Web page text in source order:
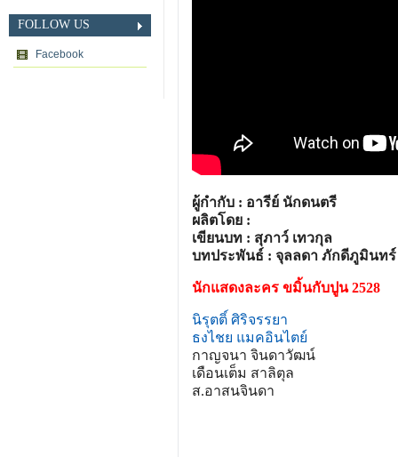
FOLLOW US
Facebook
ผู้กำกับ : อารีย์ นักดนตรี
ผลิตโดย :
เขียนบท : สุภาว์ เทวกุล
บทประพันธ์ : จุลลดา ภักดีภูมินทร์
นักแสดงละคร ขมิ้นกับปูน 2528
นิรุตติ์ ศิริจรรยา
ธงไชย แมคอินไตย์
กาญจนา จินดาวัฒน์
เดือนเต็ม สาลิตุล
ส.อาสนจินดา